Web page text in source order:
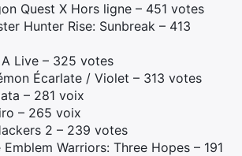
Quest X Hors ligne – 451 votes
Hunter Rise: Sunbreak – 413
Live – 325 votes
Écarlate / Violet – 313 votes
– 281 voix
– 265 voix
2 – 239 votes
Warriors: Three Hopes – 191